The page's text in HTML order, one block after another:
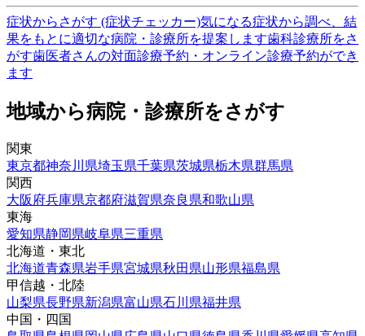
症状からさがす (症状チェッカー)気になる症状から調べ、結
果をもとに適切な病院・診療所を提案します歯科診療所をさ
がす歯医者さんの対面診療予約・オンライン診療予約ができ
ます
地域から病院・診療所をさがす
関東
東京都神奈川県埼玉県千葉県茨城県栃木県群馬県
関西
大阪府兵庫県京都府滋賀県奈良県和歌山県
東海
愛知県静岡県岐阜県三重県
北海道・東北
北海道青森県岩手県宮城県秋田県山形県福島県
甲信越・北陸
山梨県長野県新潟県富山県石川県福井県
中国・四国